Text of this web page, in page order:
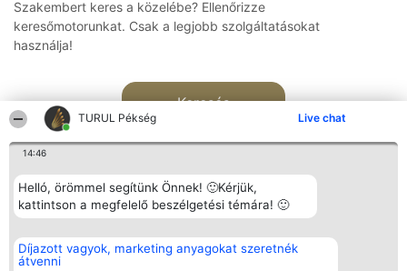
TURUL Pékség Live chat
14:46
Helló, örömmel segítünk Önnek! 🙂Kérjük,
kattintson a megfelelő beszélgetési témára! 🙂
Díjazott vagyok, marketing anyagokat szeretnék
átvenni
Szakembert keres a közelébe? Ellenőrizze
keresőmotorunkat. Csak a legjobb szolgáltatásokat
használja!
Keresés
Rangsorszervező
SC Beautiful Company S.R.L.
Bulevardul Aleea Timișul De
Népszavazás
Nyertesek
Elérhetőség
Elérhetőség